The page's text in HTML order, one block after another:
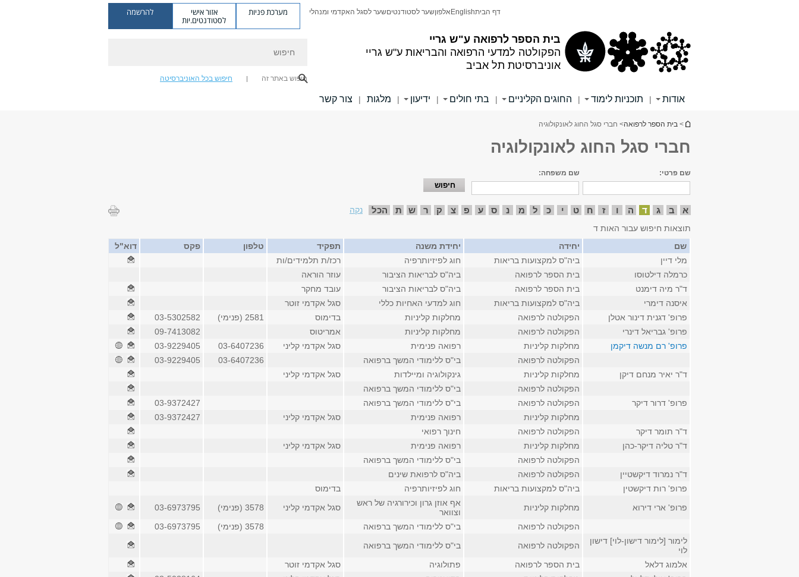
בית הספר לרפואה ע"ש גריי
הפקולטה למדעי הרפואה והבריאות ע"ש גריי
אוניברסיטת תל אביב
דף הביתEnglish אלפוןשער לסטודנטיםשער לסגל האקדמי ומנהלי מערכת פניות אזור אישי
לסטודנטים.יות
להרשמה
חיפוש באתר זה חיפוש בכל האוניברסיטה
אודות | תוכניות לימוד | החוגים הקליניים | בתי חולים | ידיעון | מלגות | צור קשר
הינך נמצא כאן
> בית הספר לרפואה> חברי סגל החוג לאונקולוגיה
חברי סגל החוג לאונקולוגיה
שם פרטי: שם משפחה:
א ב ג ד ה ו ז ח ט י כ ל מ נ ס ע פ צ ק ר ש ת הכל
נקה
תוצאות חיפוש עבור האות ד
שם
יחידה יחידת משנה תפקיד טלפון פקס
דוא"ל
מלי דיין
ביה"ס למקצועות בריאות חוג לפיזיותרפיה
רכז/ת תלמידים/ות
כרמלה דילטוסו
בית הספר לרפואה ביה"ס לבריאות הציבור
עוזר הוראה
ד"ר מיה דימנט
בית הספר לרפואה ביה"ס לבריאות הציבור
עובד מחקר
איסנה דימרי
ביה"ס למקצועות בריאות חוג למדעי האחיות כללי
סגל אקדמי זוטר
פרופ' דגנית דינור אטלן
הפקולטה לרפואה מחלקות קליניות בדימוס 2581 (פנימי)
03-5302582
פרופ' גבריאל דינרי
הפקולטה לרפואה מחלקות קליניות אמריטוס
09-7413082
פרופ' רם מנשה דיקמן
מחלקות קליניות רפואה פנימית סגל אקדמי קליני 03-6407236
03-9229405
הפקולטה לרפואה
בי"ס ללימודי המשך ברפואה 03-6407236
03-9229405
ד"ר יאיר מנחם דיקן
מחלקות קליניות גינקולוגיה ומיילדות
סגל אקדמי קליני
הפקולטה לרפואה
בי"ס ללימודי המשך ברפואה
פרופ' דרור דיקר
הפקולטה לרפואה בי"ס ללימודי המשך ברפואה
03-9372427
מחלקות קליניות
רפואה פנימית סגל אקדמי קליני
03-9372427
ד"ר תומר דיקר
הפקולטה לרפואה
חינוך רפואי
ד"ר טליה דיקר-כהן
מחלקות קליניות רפואה פנימית
סגל אקדמי קליני
הפקולטה לרפואה
בי"ס ללימודי המשך ברפואה
ד"ר נמרוד דיקשטיין
הפקולטה לרפואה
ביה"ס לרפואת שינים
פרופ' רות דיקשטין
ביה"ס למקצועות בריאות חוג לפיזיותרפיה
בדימוס
פרופ' ארי דירוא
מחלקות קליניות
אף אוזן גרון וכירורגיה של ראש
וצוואר
סגל אקדמי קליני 3578 (פנימי)
03-6973795
הפקולטה לרפואה
בי"ס ללימודי המשך ברפואה 3578 (פנימי)
03-6973795
לימור [לימור דישון-לוי] דישון
לוי
הפקולטה לרפואה
בי"ס ללימודי המשך ברפואה
אלמוג דלאל
בית הספר לרפואה פתולוגיה
סגל אקדמי זוטר